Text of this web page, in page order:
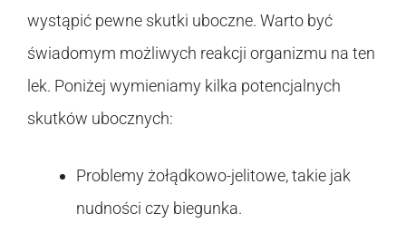
wystąpić pewne skutki uboczne. Warto być
świadomym możliwych reakcji organizmu na ten
lek. Poniżej wymieniamy kilka potencjalnych
skutków ubocznych:
Problemy żołądkowo-jelitowe, takie jak
nudności czy biegunka.